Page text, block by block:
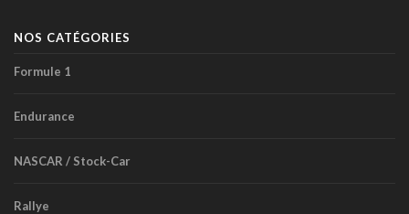
NOS CATÉGORIES
Formule 1
Endurance
NASCAR / Stock-Car
Rallye